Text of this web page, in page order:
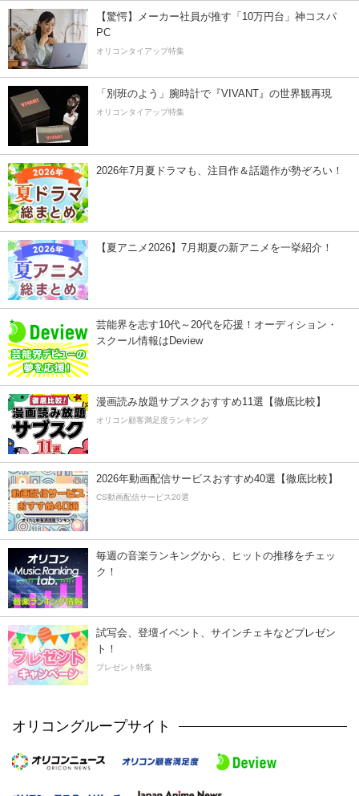
【驚愕】メーカー社員が推す「10万円台」神コスパ
PC
オリコンタイアップ特集
「別班のよう」腕時計で『VIVANT』の世界観再現
オリコンタイアップ特集
2026年7月夏ドラマも、注目作＆話題作が勢ぞろい！
【夏アニメ2026】7月期夏の新アニメを一挙紹介！
芸能界を志す10代～20代を応援！オーディション・
スクール情報はDeview
漫画読み放題サブスクおすすめ11選【徹底比較】
オリコン顧客満足度ランキング
2026年動画配信サービスおすすめ40選【徹底比較】
CS動画配信サービス20選
毎週の音楽ランキングから、ヒットの推移をチェッ
ク！
試写会、登壇イベント、サインチェキなどプレゼン
ト！
プレゼント特集
オリコングループサイト